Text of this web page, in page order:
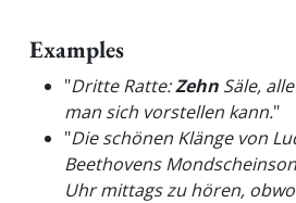
Examples
"Dritte Ratte:Zehn Säle,
man sich vorstellen kann."
"Die schönen Klänge von
Beethovens
Uhr mittags zu hören,